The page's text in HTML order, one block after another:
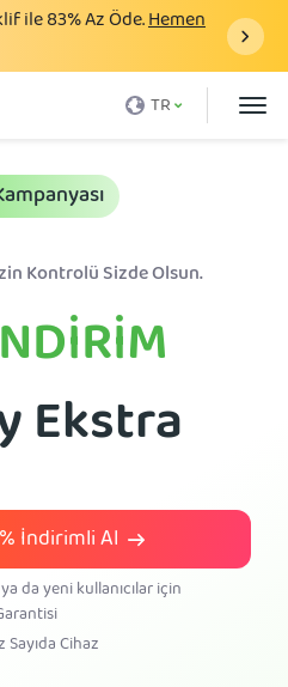
ile83%Az Öde.Hemen
TR
Edinin
Kontrolü Sizde Olsun.
Ekstra
İndirimli Al
da yeni kullanıcılar için
Sayıda Cihaz